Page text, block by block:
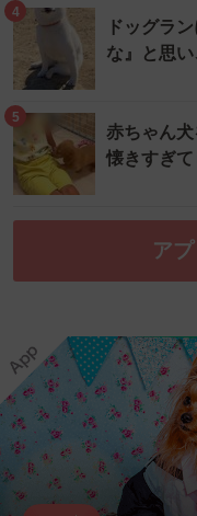
4
ドッグラ
な』と思
5
赤ちゃん
懐きすぎ
ア